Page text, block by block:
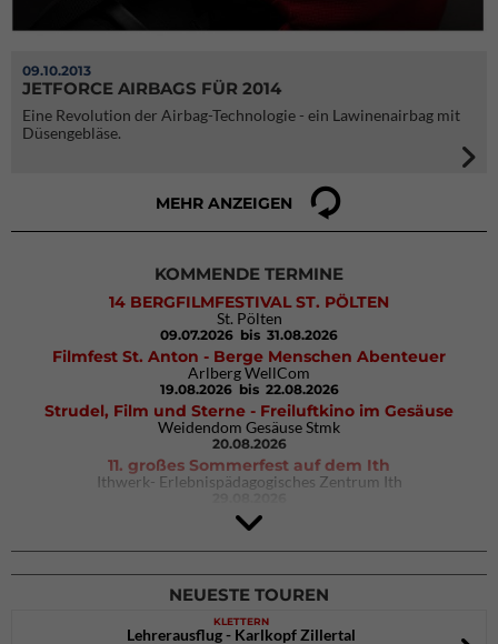
09.10.2013
JETFORCE AIRBAGS FÜR 2014
Eine Revolution der Airbag-Technologie - ein Lawinenairbag mit
Düsengebläse.
MEHR ANZEIGEN
KOMMENDE TERMINE
14 BERGFILMFESTIVAL ST. PÖLTEN
St. Pölten
09.07.2026 bis 31.08.2026
Filmfest St. Anton - Berge Menschen Abenteuer
Arlberg WellCom
19.08.2026 bis 22.08.2026
Strudel, Film und Sterne - Freiluftkino im Gesäuse
Weidendom Gesäuse Stmk
20.08.2026
11. großes Sommerfest auf dem Ith
Ithwerk- Erlebnispädagogisches Zentrum Ith
4Blocs KIDS 2026
DAV Kletter- & Boulderzentrum München Süd (Thalkirchen)
26.09.2026
NEUESTE TOUREN
KLETTERN
Lehrerausflug - Karlkopf Zillertal